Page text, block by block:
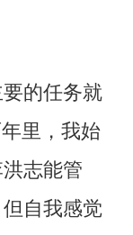
的任务就
里，我始
志能管
自我感觉